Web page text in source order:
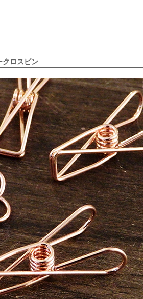
クロスピン